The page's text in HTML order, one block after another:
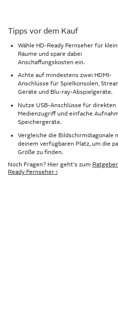
Tipps vor dem Kauf
Wähle HD-Ready Fernseher für
Räume und spare dabei
Anschaffungskosten ein.
Achte auf mindestens zwei HDMI-
Anschlüsse für Spielkonsolen,
Geräte und Blu-ray-Abspielgeräte.
Nutze USB-Anschlüsse für direkten
Medienzugriff und einfache
Speichergeräte.
Vergleiche die Bildschirmdiagonale
deinem verfügbaren Platz, um die
Größe zu finden.
Noch Fragen? Hier geht's zum
Ready Fernseher ›